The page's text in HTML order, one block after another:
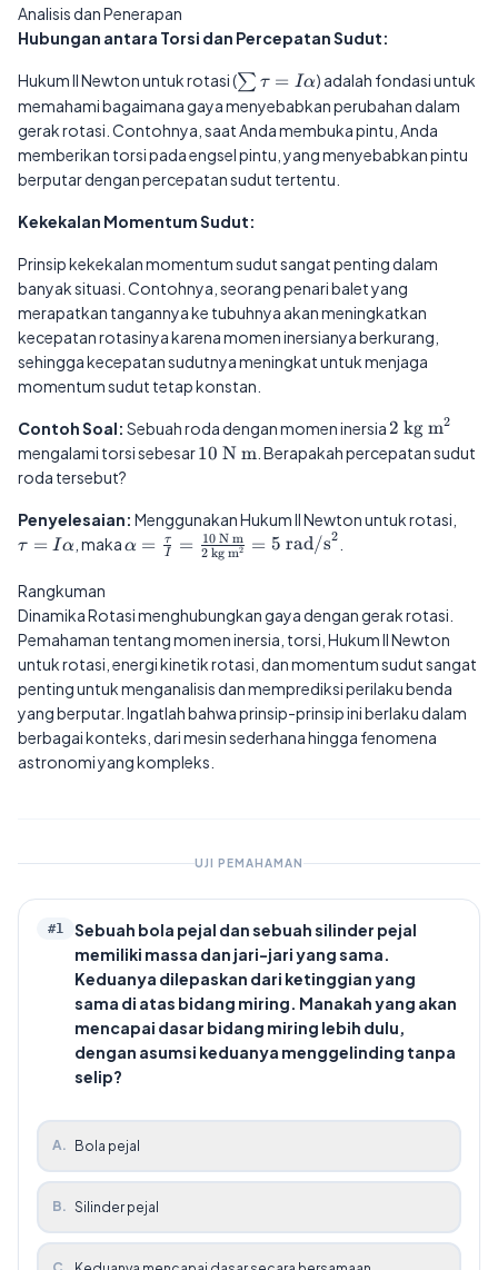
Analisis dan Penerapan
Hubungan antara Torsi dan Percepatan Sudut:
Hukum II Newton untuk rotasi (\sum
\tau =
I\alpha
∑ τ = Iα) adalah fondasi untuk
memahami bagaimana gaya menyebabkan perubahan dalam
gerak rotasi. Contohnya, saat Anda membuka pintu, Anda
memberikan torsi pada engsel pintu, yang menyebabkan pintu
berputar dengan percepatan sudut tertentu.
Kekekalan Momentum Sudut:
Prinsip kekekalan momentum sudut sangat penting dalam
banyak situasi. Contohnya, seorang penari balet yang
merapatkan tangannya ke tubuhnya akan meningkatkan
kecepatan rotasinya karena momen inersianya berkurang,
sehingga kecepatan sudutnya meningkat untuk menjaga
momentum sudut tetap konstan.
Contoh Soal: Sebuah roda dengan momen inersia 2
\text{
2 kg m2
mengalami torsi sebesar10
10 N m . Berapakah percepatan sudut
roda tersebut?
Penyelesaian: Menggunakan Hukum II Newton untuk rotasi,
τ = Iα, maka\alpha =
\frac{\tau}
\frac{10
\text{ N
m}}{2
\text{ kg
m}^2} = 5
\text{
rad/s}^2
α = I
τ = 2kg m2
10N m = 5 rad/s2
Rangkuman
Dinamika Rotasi menghubungkan gaya dengan gerak rotasi.
Pemahaman tentang momen inersia, torsi, Hukum II Newton
untuk rotasi, energi kinetik rotasi, dan momentum sudut sangat
penting untuk menganalisis dan memprediksi perilaku benda
yang berputar. Ingatlah bahwa prinsip-prinsip ini berlaku dalam
berbagai konteks, dari mesin sederhana hingga fenomena
astronomi yang kompleks.
UJI PEMAHAMAN
#1
Sebuah bola pejal dan sebuah silinder pejal
memiliki massa dan jari-jari yang sama.
Keduanya dilepaskan dari ketinggian yang
sama di atas bidang miring. Manakah yang akan
mencapai dasar bidang miring lebih dulu,
dengan asumsi keduanya menggelinding tanpa
selip?
A. Bola pejal
B. Silinder pejal